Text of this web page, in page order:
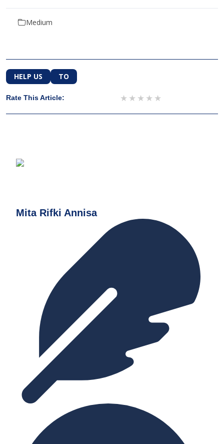
Medium
HELP US TO
Rate This Article: 4 stars
3 stars
2 stars
1 star
Mita Rifki Annisa